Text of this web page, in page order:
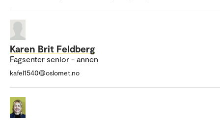
Karen Brit Feldberg
Fagsenter senior - annen
kafel1540@oslomet.no